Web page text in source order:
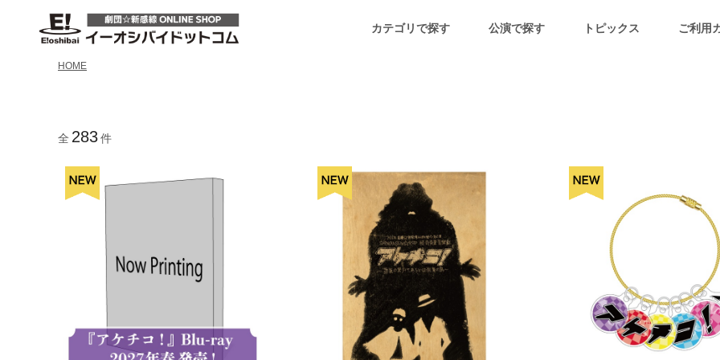
カテゴリで探す 公演で探す トピックス ご利用
HOME
全 283件